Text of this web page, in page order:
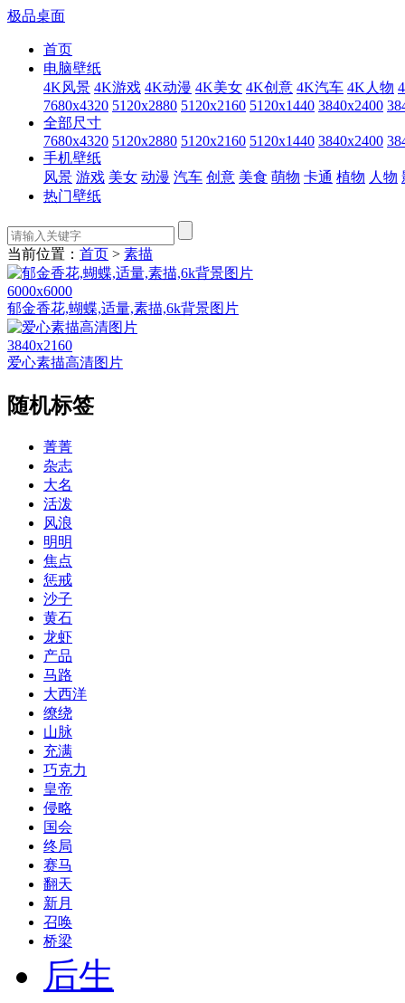
极品桌面
首页
电脑壁纸
4K风景 4K游戏 4K动漫 4K美女 4K创意 4K汽车 4K人物
7680x4320 5120x2880 5120x2160 5120x1440 3840x2400
全部尺寸
7680x4320 5120x2880 5120x2160 5120x1440 3840x2400
手机壁纸
风景 游戏 美女 动漫 汽车 创意 美食 萌物 卡通 植物 人物
热门壁纸
当前位置： 首页 > 素描
6000x6000
郁金香花,蝴蝶,适量,素描,6k背景图片
3840x2160
爱心素描高清图片
随机标签
菁菁
杂志
大名
活泼
风浪
明明
焦点
惩戒
沙子
黄石
龙虾
产品
马路
大西洋
缭绕
山脉
充满
巧克力
皇帝
侵略
国会
终局
赛马
翻天
新月
召唤
桥梁
后生